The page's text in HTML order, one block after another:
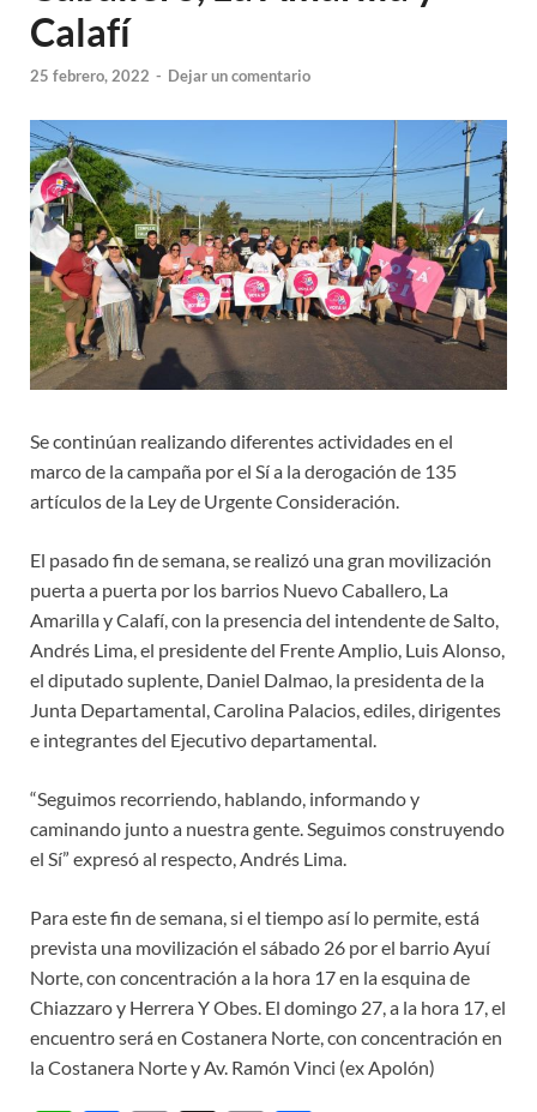
Calafí
25 febrero, 2022 - Dejar un comentario
Se continúan realizando diferentes actividades en el
marco de la campaña por el Sí a la derogación de 135
artículos de la Ley de Urgente Consideración.
El pasado fin de semana, se realizó una gran movilización
puerta a puerta por los barrios Nuevo Caballero, La
Amarilla y Calafí, con la presencia del intendente de Salto,
Andrés Lima, el presidente del Frente Amplio, Luis Alonso,
el diputado suplente, Daniel Dalmao, la presidenta de la
Junta Departamental, Carolina Palacios, ediles, dirigentes
e integrantes del Ejecutivo departamental.
“Seguimos recorriendo, hablando, informando y
caminando junto a nuestra gente. Seguimos construyendo
el Sí” expresó al respecto, Andrés Lima.
Para este fin de semana, si el tiempo así lo permite, está
prevista una movilización el sábado 26 por el barrio Ayuí
Norte, con concentración a la hora 17 en la esquina de
Chiazzaro y Herrera Y Obes. El domingo 27, a la hora 17, el
encuentro será en Costanera Norte, con concentración en
la Costanera Norte y Av. Ramón Vinci (ex Apolón)